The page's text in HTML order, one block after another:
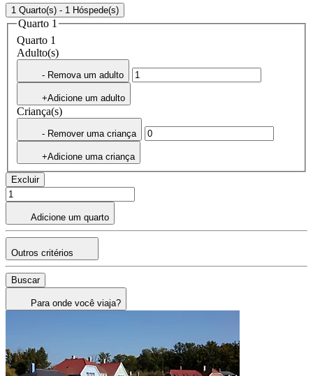
1 Quarto(s) - 1 Hóspede(s)
Quarto 1
Quarto 1
Adulto(s)
- Remova um adulto
+Adicione um adulto
Criança(s)
- Remover uma criança
+Adicione uma criança
Excluir
Adicione um quarto
Outros critérios
Buscar
Para onde você viaja?